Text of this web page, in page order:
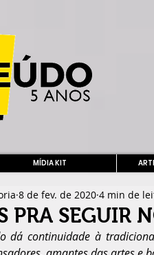
MÍDIA KIT
PRA SEGUIR
8 de fev. de 2020 4 min de
dá continuidade à